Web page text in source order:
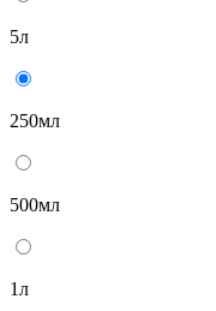
5л
250мл
500мл
1л